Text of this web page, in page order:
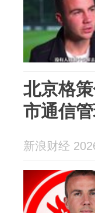
北京格
市通信
新浪财经